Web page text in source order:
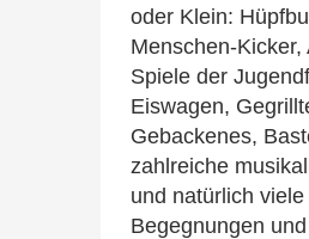
oder Klein:
Menschen-Kicker,
Spiele der
Eiswagen,
Gebackenes,
zahlreiche
und natürlich
Begegnungen und